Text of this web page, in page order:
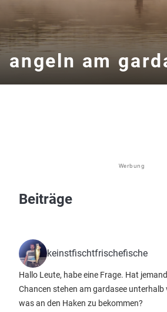
angeln am
Werbung
Beiträge
keinstfischtfrischefische
Hallo Leute, habe eine Frage. Hat
Chancen stehen am gardasee unterhalb
was an den Haken zu bekommen?